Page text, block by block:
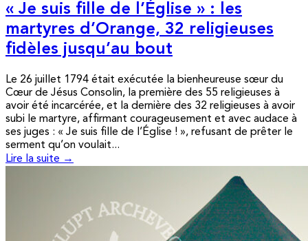
« Je suis fille de l’Église » : les
martyres d’Orange, 32 religieuses
fidèles jusqu’au bout
Le 26 juillet 1794 était exécutée la bienheureuse sœur du
Cœur de Jésus Consolin, la première des 55 religieuses à
avoir été incarcérée, et la dernière des 32 religieuses à avoir
subi le martyre, affirmant courageusement et avec audace à
ses juges : « Je suis fille de l’Église ! », refusant de prêter le
serment qu’on voulait...
Lire la suite →